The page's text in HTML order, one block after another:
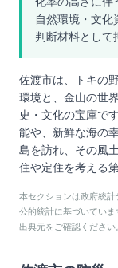
自然環境・文化
判断材料として
佐渡市は、トキの
環境と、金山の世
史・文化の宝庫で
能や、新鮮な海の
島を訪れ、その風
住や定住を考える
本セクションは政府統
公的統計に基づいてい
出典元をご確認ください